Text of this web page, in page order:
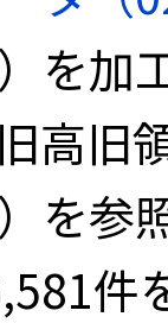
を加
高旧
を参
件